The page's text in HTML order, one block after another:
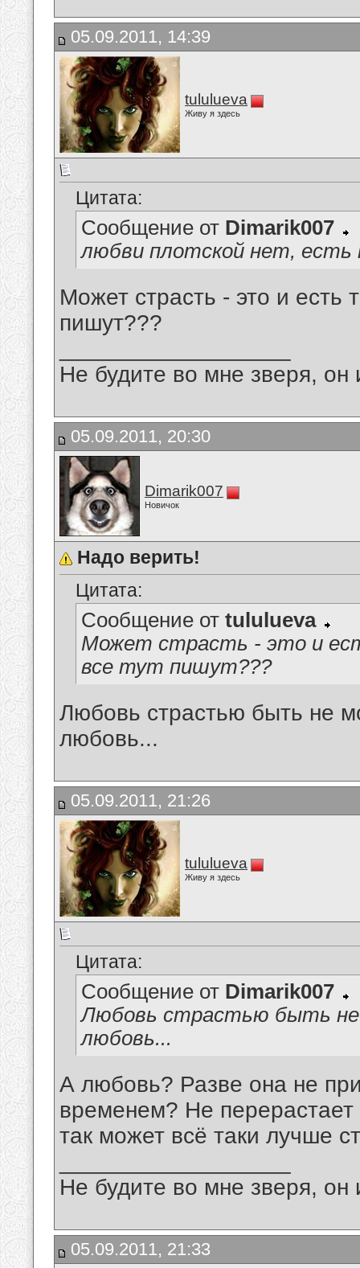
05.09.2011, 14:39
tululueva
Живу я здесь
Цитата:
Сообщение от Dimarik007
любви плотской нет,
Может страсть - это и есть
пишут???
Не будите во мне зверя, он
05.09.2011, 20:30
Dimarik007
Новичок
Надо верить!
Цитата:
Сообщение от tululueva
Может страсть - это и
все тут пишут???
Любовь страстью быть не
любовь...
05.09.2011, 21:26
tululueva
Живу я здесь
Цитата:
Сообщение от Dimarik007
Любовь страстью быть
любовь...
А любовь? Разве она не
временем? Не перерастает
так может всё таки лучше
Не будите во мне зверя, он
05.09.2011, 21:33